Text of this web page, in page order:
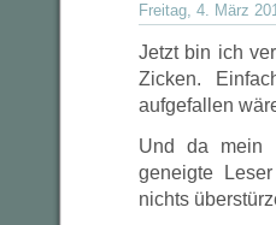
Freitag, 4. März
Jetzt bin ich
Zicken.
aufgefallen
Und da mein
geneigte
nichts